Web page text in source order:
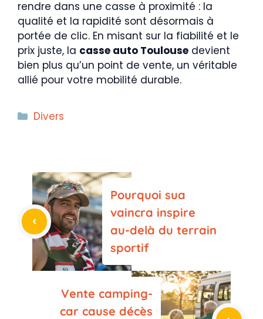
rendre dans une casse à proximité : la
qualité et la rapidité sont désormais à
portée de clic. En misant sur la fiabilité et le
prix juste, la casse auto Toulouse devient
bien plus qu’un point de vente, un véritable
allié pour votre mobilité durable.
Catégories
Divers
Pourquoi sua
vaincra inspire
au-delà du terrain
sportif
Vente camping-
car cause décès